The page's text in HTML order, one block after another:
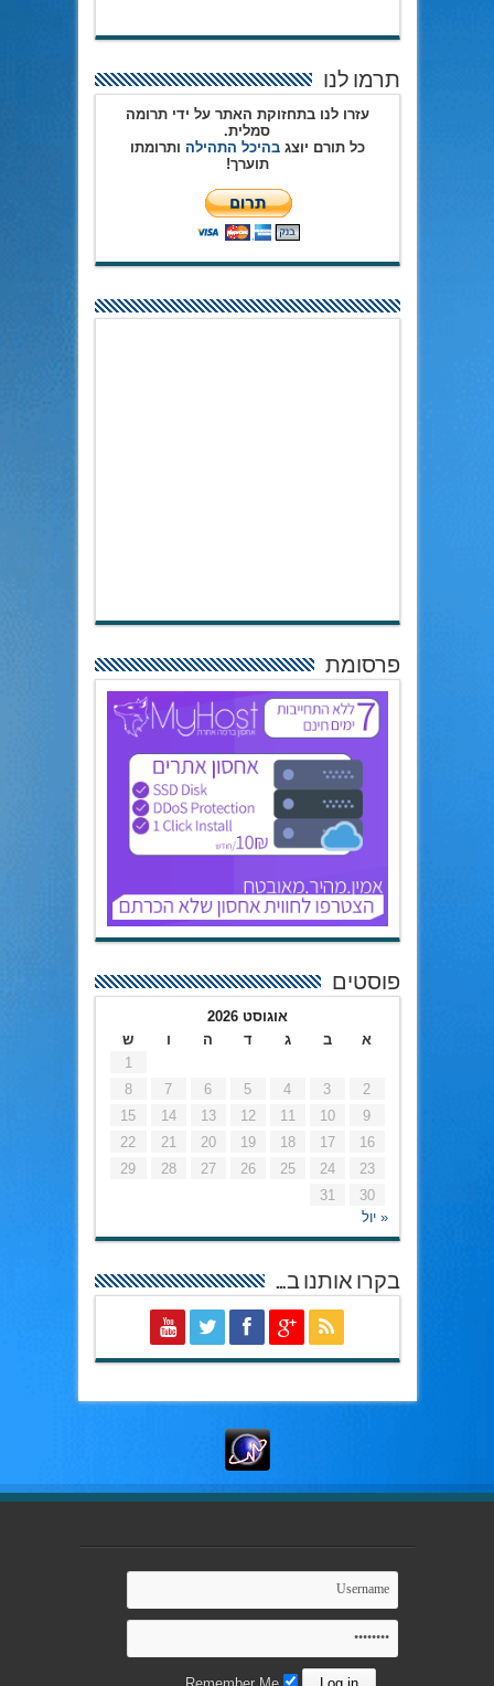
תרמו לנו
עזרו לנו בתחזוקת האתר על ידי תרומה
סמלית.
כל תורם יוצגבהיכל התהילה ותרומתו
תוערך!
פרסומת
פוסטים
אוגוסט 2026
א
ב ג ד ה ו
ש
1
2
3
4
5
6
7
8
9
10
11
12
13
14
15
16
17
18
19
20
21
22
23
24
25
26
27
28
29
30
31
« יול
בקרו אותנו ב…